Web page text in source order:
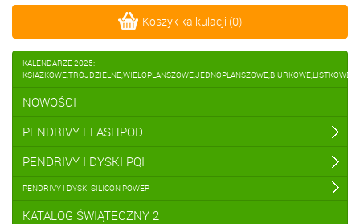
Koszyk kalkulacji (0)
KALENDARZE 2025:
KSIĄŻKOWE,TRÓJDZIELNE,WIELOPLANSZOWE,JEDNOPLANSZOWE,BIURKOWE,LISTKOWE
NOWOŚCI
PENDRIVY FLASHPOD
PENDRIVY I DYSKI PQI
PENDRIVY I DYSKI SILICON POWER
KATALOG ŚWIĄTECZNY 2